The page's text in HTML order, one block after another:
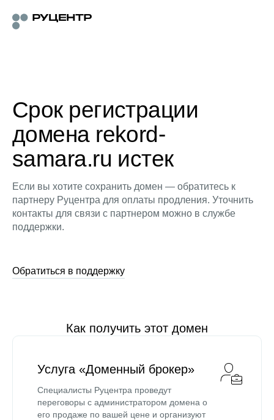
Срок регистрации
домена rekord-
samara.ru истек
Если вы хотите сохранить домен — обратитесь к
партнеру Руцентра для оплаты продления. Уточнить
контакты для связи с партнером можно в службе
поддержки.
Обратиться в поддержку
Как получить этот домен
Услуга «Доменный брокер»
Специалисты Руцентра проведут
переговоры с администратором домена о
его продаже по вашей цене и организуют